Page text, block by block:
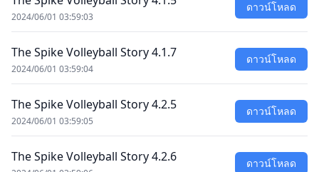
2024/06/01 03:59:03
ดาวน์โหลด
The Spike Volleyball Story 4.1.7
2024/06/01 03:59:04
ดาวน์โหลด
The Spike Volleyball Story 4.2.5
2024/06/01 03:59:05
ดาวน์โหลด
The Spike Volleyball Story 4.2.6 ดาวน์โหลด